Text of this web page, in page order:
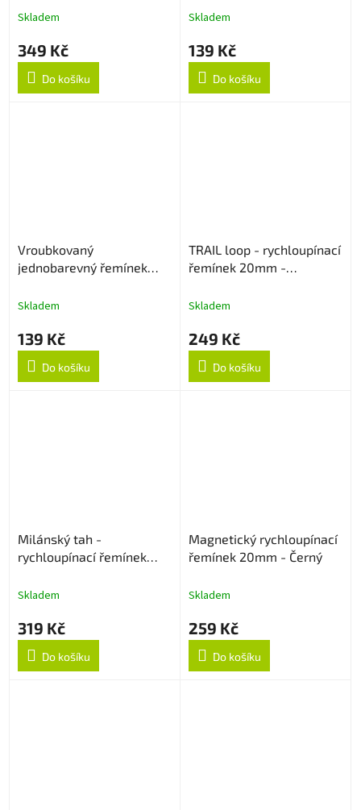
Skladem
349 Kč
Do košíku
Skladem
139 Kč
Do košíku
Vroubkovaný
jednobarevný řemínek
Skladem
139 Kč
Do košíku
TRAIL loop - rychloupínací
řemínek 20mm -
Skladem
249 Kč
Do košíku
Milánský tah -
rychloupínací řemínek
Skladem
319 Kč
Do košíku
Magnetický rychloupínací
řemínek 20mm - Černý
Skladem
259 Kč
Do košíku